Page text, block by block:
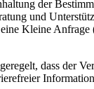
der
und
Kleine Anfrage
dass der